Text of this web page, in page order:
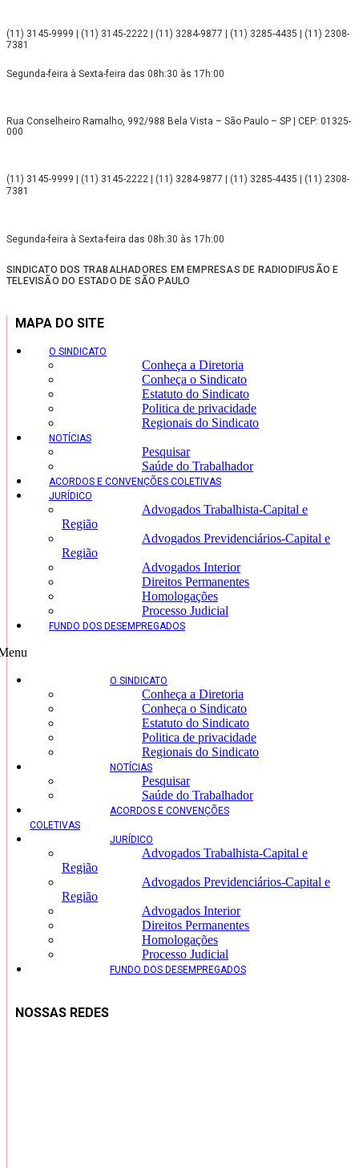
(11) 3145-9999 | (11) 3145-2222 | (11) 3284-9877 | (11) 3285-4435 | (11) 2308-
7381
Segunda-feira à Sexta-feira das 08h:30 às 17h:00
Rua Conselheiro Ramalho, 992/988 Bela Vista – São Paulo – SP | CEP: 01325-
000
(11) 3145-9999 | (11) 3145-2222 | (11) 3284-9877 | (11) 3285-4435 | (11) 2308-
7381
Segunda-feira à Sexta-feira das 08h:30 às 17h:00
SINDICATO DOS TRABALHADORES EM EMPRESAS DE RADIODIFUSÃO E
TELEVISÃO DO ESTADO DE SÃO PAULO
MAPA DO SITE
O SINDICATO
Conheça a Diretoria
Conheça o Sindicato
Estatuto do Sindicato
Politica de privacidade
Regionais do Sindicato
NOTÍCIAS
Pesquisar
Saúde do Trabalhador
ACORDOS E CONVENÇÕES COLETIVAS
JURÍDICO
Advogados Trabalhista-Capital e
Região
Advogados Previdenciários-Capital e
Região
Advogados Interior
Direitos Permanentes
Homologações
Processo Judicial
FUNDO DOS DESEMPREGADOS
O SINDICATO
Conheça a Diretoria
Conheça o Sindicato
Estatuto do Sindicato
Politica de privacidade
Regionais do Sindicato
NOTÍCIAS
Pesquisar
Saúde do Trabalhador
ACORDOS E CONVENÇÕES
COLETIVAS
JURÍDICO
Advogados Trabalhista-Capital e
Região
Advogados Previdenciários-Capital e
Região
Advogados Interior
Direitos Permanentes
Homologações
Processo Judicial
FUNDO DOS DESEMPREGADOS
NOSSAS REDES